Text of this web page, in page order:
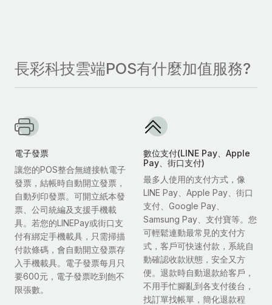
長彩科技雲端POS有什麼加值服務?
電子發票
讓您的POS整合無縫接軌電子
發票，結帳時自動開立發票，
自動列印發票。可開立紙本發
票、公司統編及支援手機載
具。若您的LINEPay或街口支
付有綁定手機載具，只需掃描
付款條碼，會自動開立發票存
入手機載具。電子發票每月只
要600元，電子發票吃到飽不
限張數。
數位支付(LINE Pay、Apple
Pay、街口支付)
最多人使用的支付方式，像
LINE Pay、Apple Pay、街口
支付、Google Pay、
Samsung Pay、支付寶等。您
可輕鬆連動最常見的支付方
式，客戶可快速付款，系統自
動確認收款狀態，安全又方
便。退款時自動退款給客戶，
不用手忙腳亂到各支付後台，
找訂單找帳單，簡化退款程